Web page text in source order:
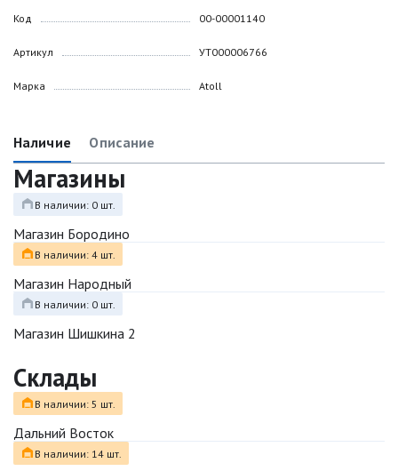
Код
Артикул
Марка
00-00001140
УТ000006766
Atoll
Наличие Описание
Магазины
В наличии: 0 шт.
Магазин Бородино
В наличии: 4 шт.
Магазин Народный
В наличии: 0 шт.
Магазин Шишкина 2
Склады
В наличии: 5 шт.
Дальний Восток
В наличии: 14 шт.